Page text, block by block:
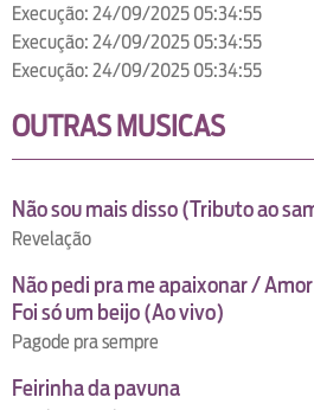
Execução: 24/09/2025 05:34:55
Execução: 24/09/2025 05:34:55
Execução: 24/09/2025 05:34:55
OUTRAS MUSICAS
Não sou mais disso (Tributo ao
Revelação
Não pedi pra me apaixonar /
Foi só um beijo (Ao vivo)
Pagode pra sempre
Feirinha da pavuna